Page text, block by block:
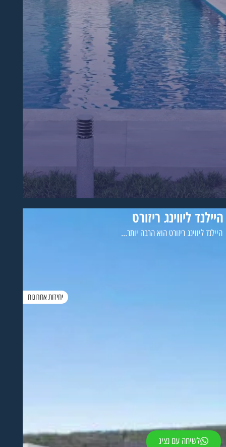
היילנד ליווינג ריזורט
היילנד ליווינג ריזורט הוא הרבה יותר...
יחידות אחרונות
לשיחה עם נציג